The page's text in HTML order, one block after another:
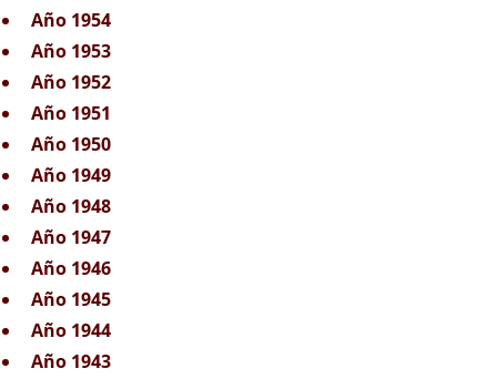
Año 1954
Año 1953
Año 1952
Año 1951
Año 1950
Año 1949
Año 1948
Año 1947
Año 1946
Año 1945
Año 1944
Año 1943